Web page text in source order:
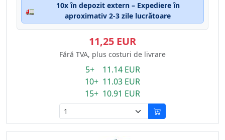
🚛
10x în depozit extern – Expediere în
aproximativ 2-3 zile lucrătoare
11,25 EUR
Fără TVA, plus costuri de livrare
5+ 11.14 EUR
10+ 11.03 EUR
15+ 10.91 EUR